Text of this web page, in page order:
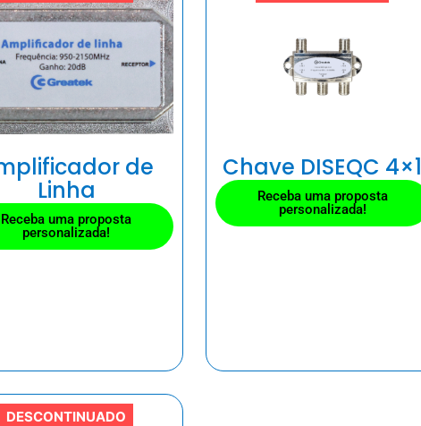
de
Linha
Receba uma proposta
personalizada!
Chave DISEQC 4×1
Receba uma proposta
personalizada!
DESCONTINUADO